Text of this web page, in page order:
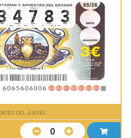
DEL JUEVES
0